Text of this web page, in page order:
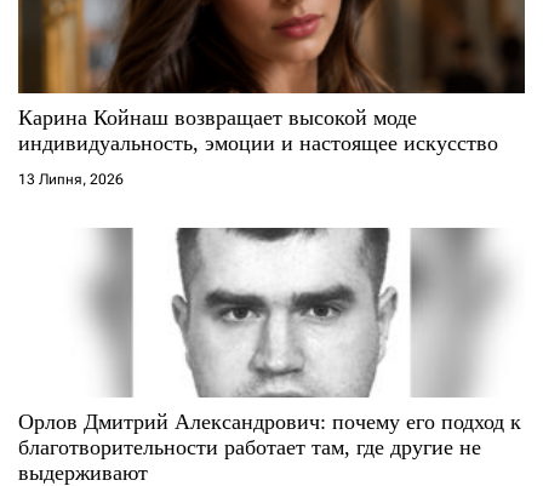
Карина Койнаш возвращает высокой моде
индивидуальность, эмоции и настоящее искусство
13 Липня, 2026
Орлов Дмитрий Александрович: почему его подход к
благотворительности работает там, где другие не
выдерживают